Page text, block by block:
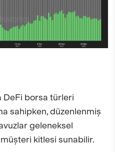
DeFi borsa türleri
sahipken, düzenlenmiş
geleneksel
kitlesi sunabilir.